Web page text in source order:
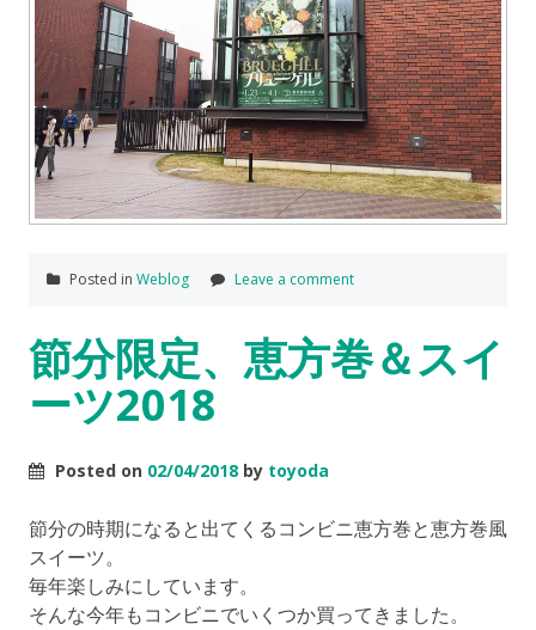
Posted in Weblog Leave a comment
節分限定、恵方巻＆スイ
ーツ2018
Posted on 02/04/2018 by toyoda
節分の時期になると出てくるコンビニ恵方巻と恵方巻風
スイーツ。
毎年楽しみにしています。
そんな今年もコンビニでいくつか買ってきました。